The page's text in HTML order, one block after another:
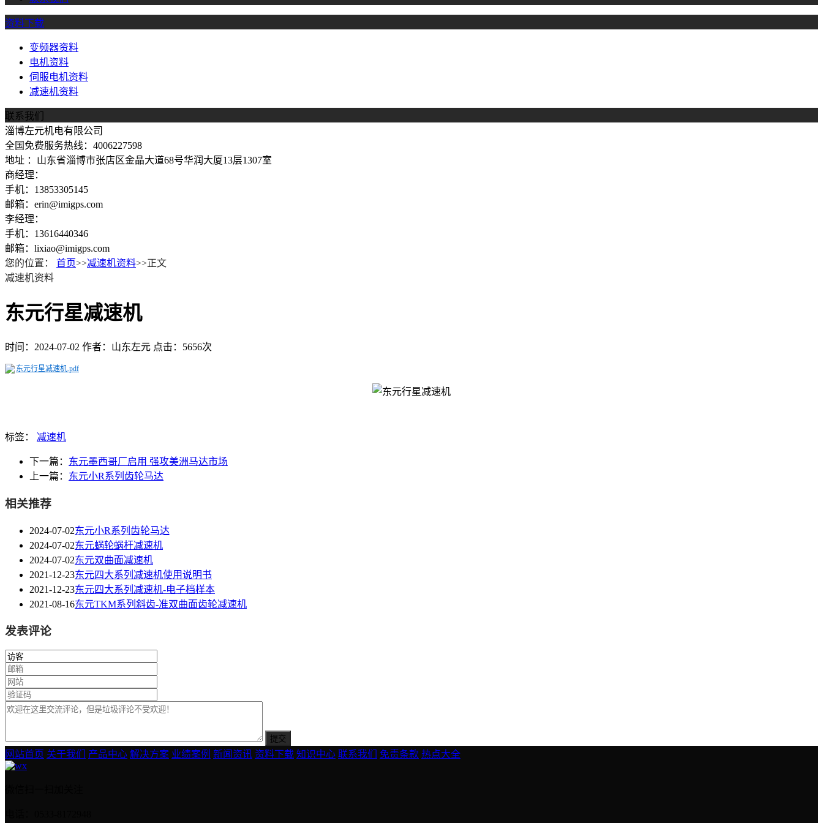
资料下载
变频器资料
电机资料
伺服电机资料
减速机资料
联系我们
淄博左元机电有限公司
全国免费服务热线：4006227598
地址 ：山东省淄博市张店区金晶大道68号华润大厦13层1307室
商经理：
手机：13853305145
邮箱：erin@imigps.com
李经理：
手机：13616440346
邮箱：lixiao@imigps.com
您的位置：
首页>>减速机资料>>正文
减速机资料
东元行星减速机
时间：2024-07-02 作者：山东左元 点击：5656次
东元行星减速机.pdf
标签： 减速机
下一篇： 东元墨西哥厂启用 强攻美洲马达市场
上一篇： 东元小R系列齿轮马达
相关推荐
2024-07-02东元小R系列齿轮马达
2024-07-02东元蜗轮蜗杆减速机
2024-07-02东元双曲面减速机
2021-12-23东元四大系列减速机使用说明书
2021-12-23东元四大系列减速机-电子档样本
2021-08-16东元TKM系列斜齿-准双曲面齿轮减速机
发表评论
网站首页 关于我们 产品中心 解决方案 业绩案例 新闻资讯 资料下载 知识中心 联系我们 免责条款 热点大全